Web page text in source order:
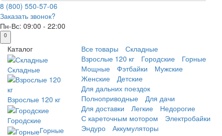
8 (800) 550-57-06
Заказать звонок?
Пн-Вс: 09:00 - 22:00
0
Каталог
Складные
Взрослые 120 кг
Городские
Горные
Все товары
Складные
Взрослые 120 кг
Городские
Горные
Мощные
Фэтбайки
Мужские
Женские
Детские
Для дальних поездок
Полноприводные
Для дачи
Для доставки
Легкие
Недорогие
С кареточным мотором
Электробайки
Эндуро
Аккумуляторы